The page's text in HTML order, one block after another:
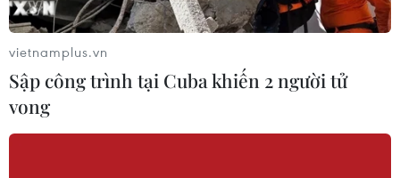
đến sản phẩm giảm cân dạng bút
tiêm
06/08/2026 07:05
Người dân không sử dụng sản phẩm
vietnamplus.vn
Sập công trình tại Cuba khiến 2 người tử
vong